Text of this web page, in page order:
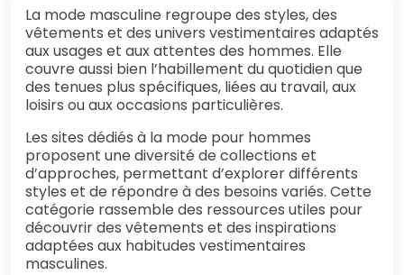
La mode masculine regroupe des styles, des
vêtements et des univers vestimentaires adaptés
aux usages et aux attentes des hommes. Elle
couvre aussi bien l’habillement du quotidien que
des tenues plus spécifiques, liées au travail, aux
loisirs ou aux occasions particulières.
Les sites dédiés à la mode pour hommes
proposent une diversité de collections et
d’approches, permettant d’explorer différents
styles et de répondre à des besoins variés. Cette
catégorie rassemble des ressources utiles pour
découvrir des vêtements et des inspirations
adaptées aux habitudes vestimentaires
masculines.